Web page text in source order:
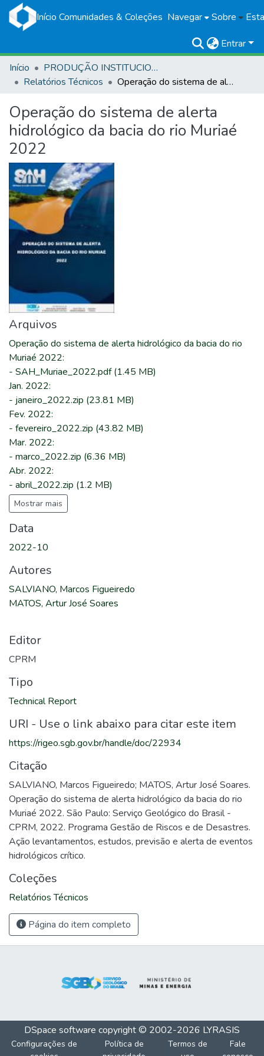
Início Comunidades & Coleções Navegar Sobre
Entrar
Início
PRODUÇÃO INSTITUCIONAL
Relatórios Técnicos
Operação do sistema de alerta hidrológico da bacia do rio Muriaé 2022
Operação do sistema de alerta
hidrológico da bacia do rio Muriaé
2022
Arquivos
Operação do sistema de alerta hidrológico da bacia do rio
Muriaé 2022:
- SAH_Muriae_2022.pdf(1.45 MB)
Jan. 2022:
- janeiro_2022.zip (23.81 MB)
Fev. 2022:
- fevereiro_2022.zip (43.82 MB)
Mar. 2022:
- marco_2022.zip (6.36 MB)
Abr. 2022:
- abril_2022.zip (1.2 MB)
Mostrar mais
Data
2022-10
Autores
SALVIANO, Marcos Figueiredo
MATOS, Artur José Soares
Editor
CPRM
Tipo
Technical Report
URI - Use o link abaixo para citar este item
https://rigeo.sgb.gov.br/handle/doc/22934
Citação
SALVIANO, Marcos Figueiredo; MATOS, Artur José Soares.
Operação do sistema de alerta hidrológico da bacia do rio
Muriaé 2022. São Paulo: Serviço Geológico do Brasil -
CPRM, 2022. Programa Gestão de Riscos e de Desastres.
Ação levantamentos, estudos, previsão e alerta de eventos
hidrológicos crítico.
Coleções
Relatórios Técnicos
Página do item completo
DSpace software copyright © 2002-2026 LYRASIS
Configurações de
Política de
Termos de
Fale